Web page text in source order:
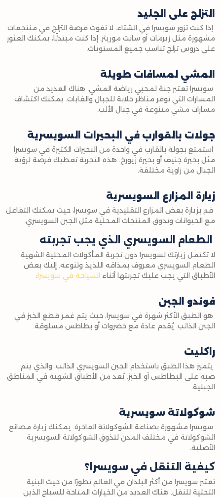
التزلج على الجليد
إذا كنت تزور سويسرا في الشتاء، لا تفوت فرصة التزلج في منتجعات
مشهورة مثل زيرمات أو سانت موريتز. إذا كنت مبتدئًا، يمكنك العثور
على دروس تزلج تناسب جميع المستويات.
المشي لمسافات طويلة
سويسرا تعتبر جنة لمحبي رياضة المشي. هناك العديد من
المسارات التي توفر مناظر خلابة للجبال والغابات. يمكنك اكتشاف
مسارات مشي متنوعة في جبال الألب.
جولات بالقوارب في البحيرات السويسرية
استمتع بجولة بالقارب في واحدة من البحيرات الكثيرة في سويسرا
مثل بحيرة جنيف أو بحيرة زيورخ. هذه التجربة تعطيك فرصة لرؤية
الجبال من زاوية مختلفة.
زيارة المزارع السويسرية
قم بزيارة بعض المزارع التقليدية في سويسرا، حيث يمكنك التفاعل
مع الحيوانات وتذوق المنتجات المحلية مثل الجبن السويسري.
الطعام السويسري الذي يجب تجربته
لا تكتمل زيارتك لسويسرا دون تجربة المأكولات المحلية الشهية.
الطعام السويسري معروف بمذاقه اللذيذ وتنوعه. إليك بعض
الأطباق التي يجب عليك تجربتها أثناء السياحة في سويسرا:
فوندو الجبن
هو الطبق الأكثر شهرة في سويسرا، حيث يتم غمر قطع الخبز في
الجبن الذائب. يُقدم عادة مع خضروات أو بطاطس مسلوقة.
راكليت
يتميز هذا الطبق باستخدام الجبن السويسري الذائب، والذي يتم
صبه على البطاطس أو الخبز. يُعد من الأطباق الشهية في المناطق
الجبلية.
شوكولاتة سويسرية
سويسرا مشهورة بصناعة الشوكولاتة الفاخرة. يمكنك زيارة مصانع
الشوكولاتة في مختلف المدن لتذوق الشوكولاتة السويسرية
الأصلية.
كيفية التنقل في سويسرا؟
تعتبر سويسرا من أكثر البلدان في العالم تطورًا من حيث البنية
التحتية للنقل. هناك العديد من الخيارات المتاحة للسياح الذين